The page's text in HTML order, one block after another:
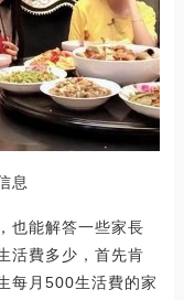
息
也能解答一些家長
活費多少，首先肯
每月500生活費的家